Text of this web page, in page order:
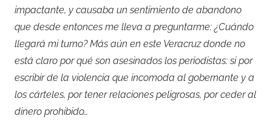
impactante, y causaba un sentimiento de abandono
que desde entonces me lleva a preguntarme: ¿Cuándo
llegará mi turno? Más aún en este Veracruz donde no
está claro por qué son asesinados los periodistas: si por
escribir de la violencia que incomoda al gobernante y a
los cárteles, por tener relaciones peligrosas, por ceder al
dinero prohibido…